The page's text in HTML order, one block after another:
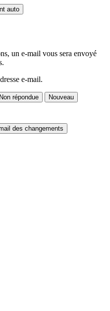
auto
un e-mail vous sera envoyé
e-mail.
Non répondue
Nouveau
des changements